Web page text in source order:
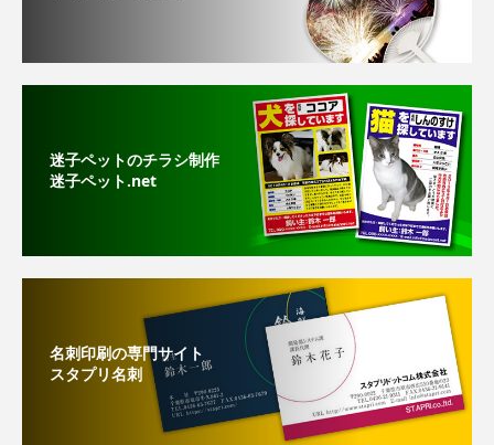
迷子ペットのチラシ制作
迷子ペット.net
名刺印刷の専門サイト
スタプリ名刺